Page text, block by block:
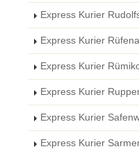
Express Kurier
Express Kurier
Express Kurier
Express Kurier
Express Kurier
Express Kurier